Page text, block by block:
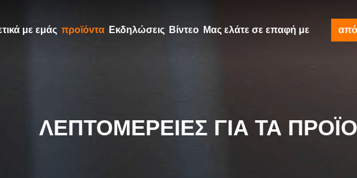
με εμάς προϊόντα Εκδηλώσεις Βίντεο Μας ελάτε σε επαφή με
ΛΕΠΤΟΜΈΡΕΙΕΣ ΓΙΑ ΤΑ